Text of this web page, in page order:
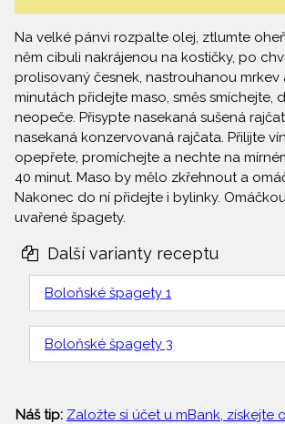
Na velké pánvi rozpalte olej, ztlumte
něm cibuli nakrájenou na kostičky, po
prolisovaný česnek, nastrouhanou mrkev
minutách přidejte maso, směs smíchejte,
neopeče. Přisypte nasekaná sušená
nasekaná konzervovaná rajčata. Přilijte
opepřete, promíchejte a nechte na
40 minut. Maso by mělo zkřehnout a
Nakonec do ní přidejte i bylinky.
uvařené špagety.
Další varianty receptu
Boloňské špagety 1
Boloňské špagety 3
Náš tip: Založte si účet u mBank, získejte